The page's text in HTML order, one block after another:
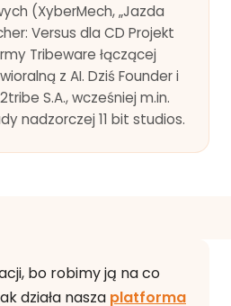
(XyberMech, „Jazda
Versus dla CD Projekt
Tribeware łączącej
z AI. Dziś Founder i
S.A., wcześniej m.in.
nadzorczej 11 bit studios.
bo robimy ją na co
działa nasza platforma